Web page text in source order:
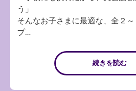
う」
そんなお子さまに最適な、全２
プ...
続きを読む